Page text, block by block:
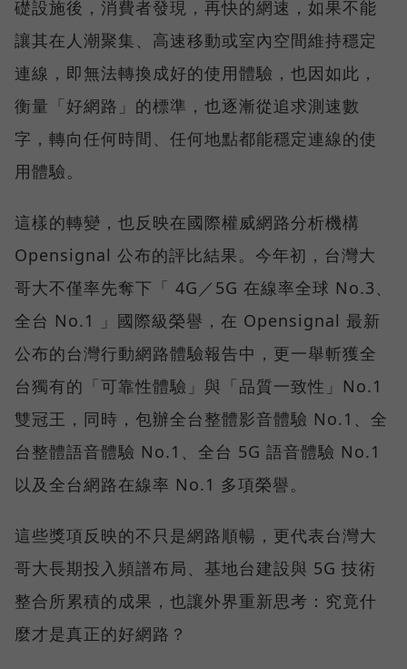
礎設施後，消費者發現，再快的網速，如果不能
讓其在人潮聚集、高速移動或室內空間維持穩定
連線，即無法轉換成好的使用體驗，也因如此，
衡量「好網路」的標準，也逐漸從追求測速數
字，轉向任何時間、任何地點都能穩定連線的使
用體驗。
這樣的轉變，也反映在國際權威網路分析機構
Opensignal 公布的評比結果。今年初，台灣大
哥大不僅率先奪下「 4G／5G 在線率全球 No.3、
全台 No.1 」國際級榮譽，在 Opensignal 最新
公布的台灣行動網路體驗報告中，更一舉斬獲全
台獨有的「可靠性體驗」與「品質一致性」No.1
雙冠王，同時，包辦全台整體影音體驗 No.1、全
台整體語音體驗 No.1、全台 5G 語音體驗 No.1
以及全台網路在線率 No.1 多項榮譽。
這些獎項反映的不只是網路順暢，更代表台灣大
哥大長期投入頻譜布局、基地台建設與 5G 技術
整合所累積的成果，也讓外界重新思考：究竟什
麼才是真正的好網路？